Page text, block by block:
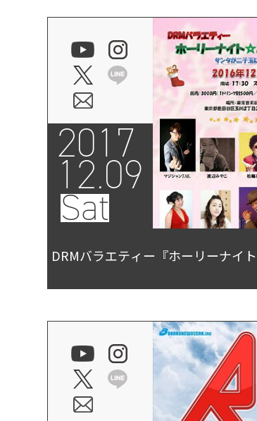
2017
12.09
Sat
DRMバラエティー『ホーリーナイ